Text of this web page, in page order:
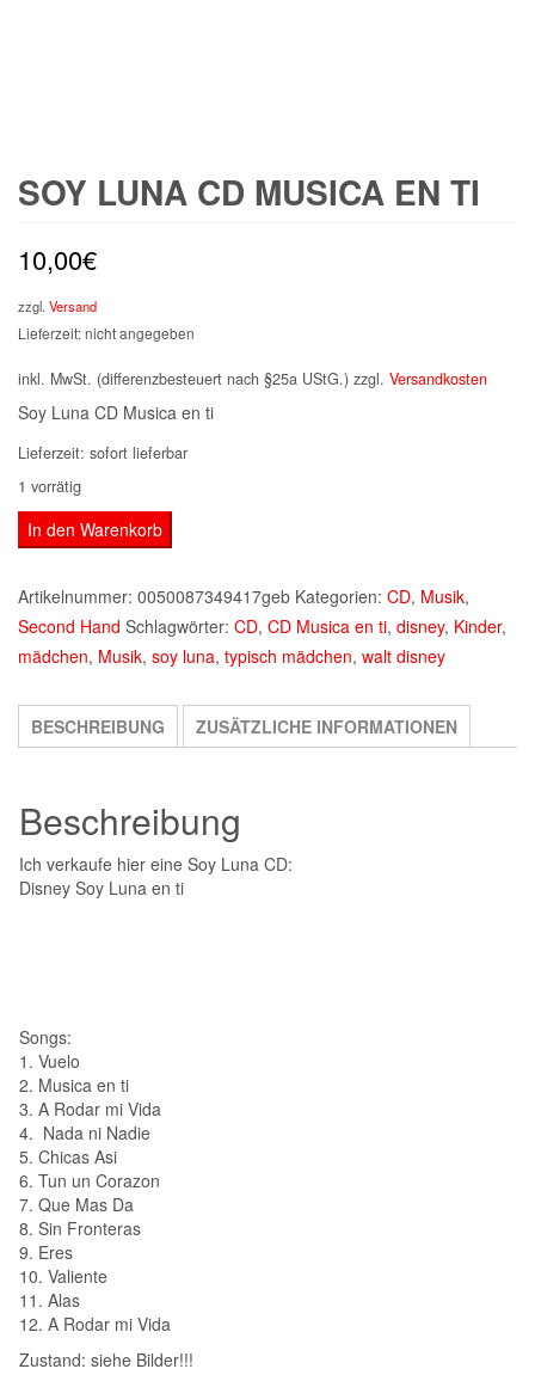
SOY LUNA CD MUSICA EN TI
10,00€
zzgl. Versand
Lieferzeit: nicht angegeben
inkl. MwSt. (differenzbesteuert nach §25a UStG.) zzgl. Versandkosten
Soy Luna CD Musica en ti
Lieferzeit: sofort lieferbar
1 vorrätig
Soy
Luna
CD
Musica
Menge
In den Warenkorb
Artikelnummer: 0050087349417geb Kategorien: CD, Musik,
Second Hand Schlagwörter: CD, CD Musica en ti, disney, Kinder,
mädchen, Musik, soy luna, typisch mädchen, walt disney
BESCHREIBUNG ZUSÄTZLICHE INFORMATIONEN
Beschreibung
Ich verkaufe hier eine Soy Luna CD:
Disney Soy Luna en ti
Songs:
1. Vuelo
2. Musica en ti
3. A Rodar mi Vida
4. Nada ni Nadie
5. Chicas Asi
6. Tun un Corazon
7. Que Mas Da
8. Sin Fronteras
9. Eres
10. Valiente
11. Alas
12. A Rodar mi Vida
Zustand: siehe Bilder!!!